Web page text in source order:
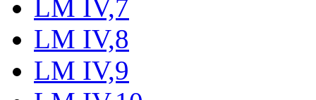
LM IV,7
LM IV,8
LM IV,9